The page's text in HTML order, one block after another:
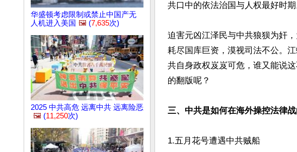
华盛顿考虑限制或禁止中国产无
人机进入美国 🖼️ (7,635次)
2025 中共高危 远离中共 远离险恶
🖼️ (11,250次)
共口中的依法治国与人权最好时期
迫害元凶江泽民与中共狼狈为奸
耗尽国库巨资，漠视司法不公。
共自身政权岌岌可危，谁又能说
的翻版呢？
三、中共是如何在海外操控法律
1.五月花号遭遇中共贼船